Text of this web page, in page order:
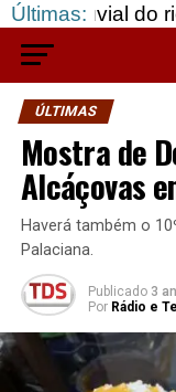
Últimas:
do rio Erges
ÚLTIMAS
Mostra de
Alcáçovas
Haverá também o
Palaciana.
Publicado 3
Por Rádio e